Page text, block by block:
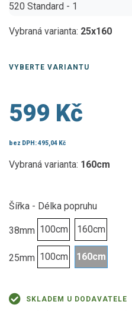
Vybraná varianta: 25x160
VYBERTE VARIANTU
599 Kč
bez DPH:495,04 Kč
Vybraná varianta: 160cm
Šířka - Délka popruhu
38mm 100cm 160cm
25mm 100cm 160cm
SKLADEM U DODAVATELE